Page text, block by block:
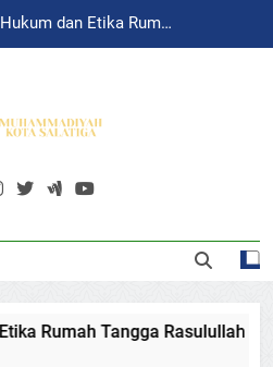
dan Etika Rumah
Salatiga Official
Rumah Tangga Rasulullah